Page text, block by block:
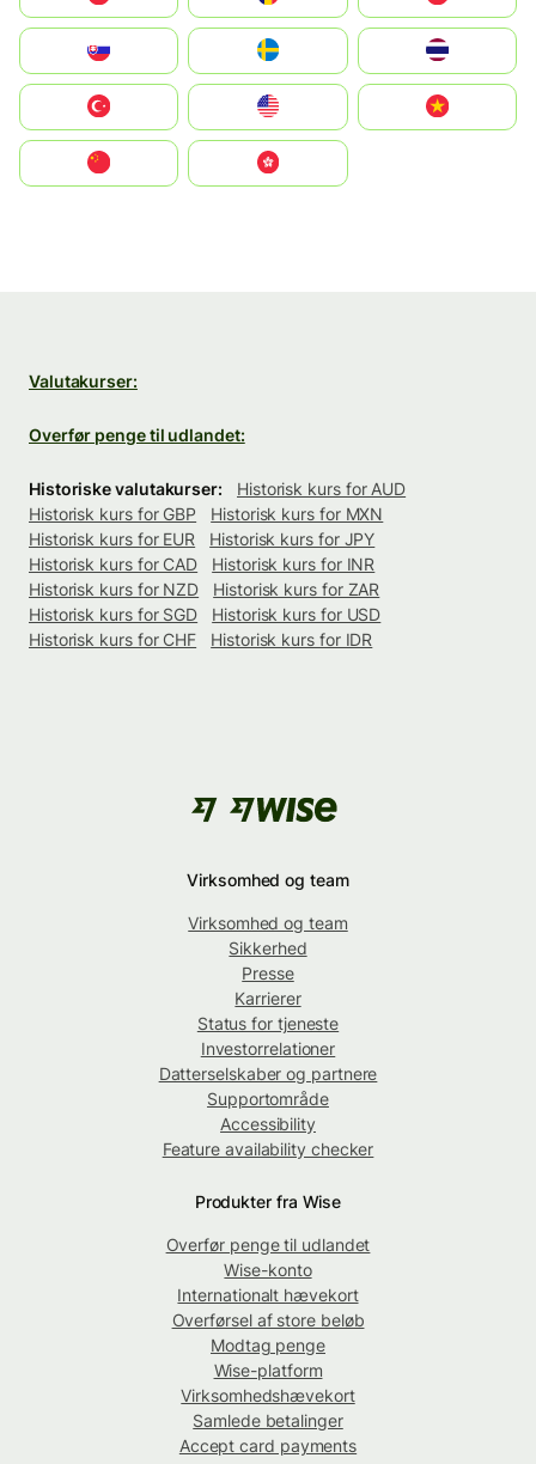
United States
中國香港特別行政區
Valutakurser:
Overfør penge til udlandet:
Historiske valutakurser:
Historisk kurs for AUD
Historisk kurs for GBP
Historisk kurs for MXN
Historisk kurs for EUR
Historisk kurs for JPY
Historisk kurs for CAD
Historisk kurs for INR
Historisk kurs for NZD
Historisk kurs for ZAR
Historisk kurs for SGD
Historisk kurs for USD
Historisk kurs for CHF
Historisk kurs for IDR
Virksomhed og team
Virksomhed og team
Sikkerhed
Presse
Karrierer
Status for tjeneste
Investorrelationer
Datterselskaber og partnere
Supportområde
Accessibility
Feature availability checker
Produkter fra Wise
Overfør penge til udlandet
Wise-konto
Internationalt hævekort
Overførsel af store beløb
Modtag penge
Wise-platform
Virksomhedshævekort
Samlede betalinger
Accept card payments